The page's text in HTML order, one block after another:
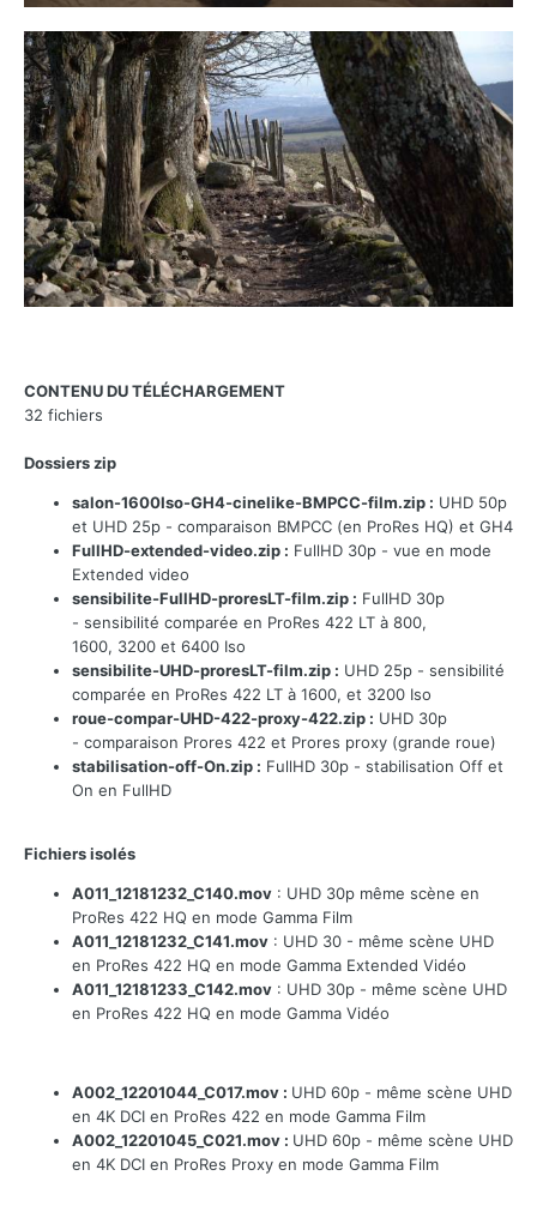
CONTENU DU TÉLÉCHARGEMENT
32 fichiers
Dossiers zip
salon-1600Iso-GH4-cinelike-BMPCC-film.zip : UHD 50p
et UHD 25p - comparaison BMPCC (en ProRes HQ) et GH4
FullHD-extended-video.zip : FullHD 30p - vue en mode
Extended video
sensibilite-FullHD-proresLT-film.zip : FullHD 30p
- sensibilité comparée en ProRes 422 LT à 800,
1600, 3200 et 6400 Iso
sensibilite-UHD-proresLT-film.zip : UHD 25p - sensibilité
comparée en ProRes 422 LT à 1600, et 3200 Iso
roue-compar-UHD-422-proxy-422.zip : UHD 30p
- comparaison Prores 422 et Prores proxy (grande roue)
stabilisation-off-On.zip : FullHD 30p - stabilisation Off et
On en FullHD
Fichiers isolés
A011_12181232_C140.mov : UHD 30p même scène en
ProRes 422 HQ en mode Gamma Film
A011_12181232_C141.mov : UHD 30 - même scène UHD
en ProRes 422 HQ en mode Gamma Extended Vidéo
A011_12181233_C142.mov : UHD 30p - même scène UHD
en ProRes 422 HQ en mode Gamma Vidéo
A002_12201044_C017.mov : UHD 60p - même scène UHD
en 4K DCI en ProRes 422 en mode Gamma Film
A002_12201045_C021.mov : UHD 60p - même scène UHD
en 4K DCI en ProRes Proxy en mode Gamma Film